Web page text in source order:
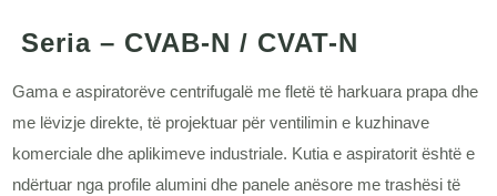
Seria – CVAB-N / CVAT-N
Gama e aspiratorëve centrifugalë me fletë të harkuara prapa dhe
me lëvizje direkte, të projektuar për ventilimin e kuzhinave
komerciale dhe aplikimeve industriale. Kutia e aspiratorit është e
ndërtuar nga profile alumini dhe panele anësore me trashësi të